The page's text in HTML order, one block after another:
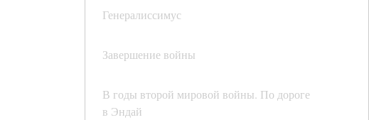
Генералиссимус
Завершение войны
В годы второй мировой войны. По дороге
в Эндай